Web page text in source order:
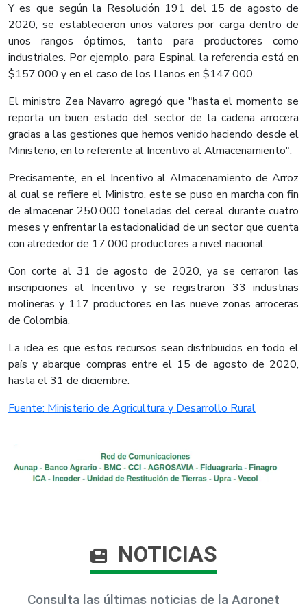
Y es que según la Resolución 191 del 15 de agosto de
2020, se establecieron unos valores por carga dentro de
unos rangos óptimos, tanto para productores como
industriales. Por ejemplo, para Espinal, la referencia está en
$157.000 y en el caso de los Llanos en $147.000.
El ministro Zea Navarro agregó que "hasta el momento se
reporta un buen estado del sector de la cadena arrocera
gracias a las gestiones que hemos venido haciendo desde el
Ministerio, en lo referente al Incentivo al Almacenamiento".
Precisamente, en el Incentivo al Almacenamiento de Arroz
al cual se refiere el Ministro, este se puso en marcha con fin
de almacenar 250.000 toneladas del cereal durante cuatro
meses y enfrentar la estacionalidad de un sector que cuenta
con alrededor de 17.000 productores a nivel nacional.
Con corte al 31 de agosto de 2020, ya se cerraron las
inscripciones al Incentivo y se registraron 33 industrias
molineras y 117 productores en las nueve zonas arroceras
de Colombia.
La idea es que estos recursos sean distribuidos en todo el
país y abarque compras entre el 15 de agosto de 2020,
hasta el 31 de diciembre.
Fuente: Ministerio de Agricultura y Desarrollo Rural
NOTICIAS
Consulta las últimas noticias de la Agronet